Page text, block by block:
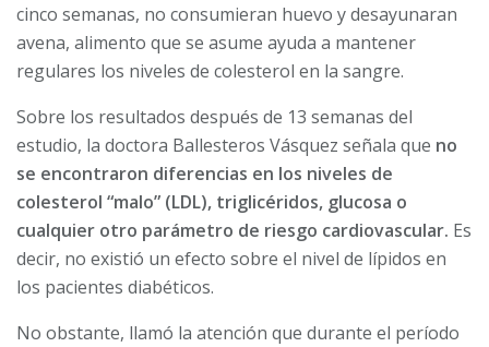
cinco semanas, no consumieran huevo y desayunaran
avena, alimento que se asume ayuda a mantener
regulares los niveles de colesterol en la sangre.
Sobre los resultados después de 13 semanas del
estudio, la doctora Ballesteros Vásquez señala que no
se encontraron diferencias en los niveles de
colesterol “malo” (LDL), triglicéridos, glucosa o
cualquier otro parámetro de riesgo cardiovascular. Es
decir, no existió un efecto sobre el nivel de lípidos en
los pacientes diabéticos.
No obstante, llamó la atención que durante el período